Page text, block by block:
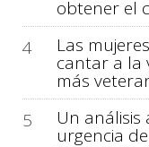
obtener el
4
Las
cantar a la
más
5
Un
urgencia